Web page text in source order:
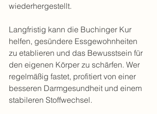
wiederhergestellt.
Langfristig kann die Buchinger Kur
helfen, gesündere Essgewohnheiten
zu etablieren und das Bewusstsein für
den eigenen Körper zu schärfen. Wer
regelmäßig fastet, profitiert von einer
besseren Darmgesundheit und einem
stabileren Stoffwechsel.